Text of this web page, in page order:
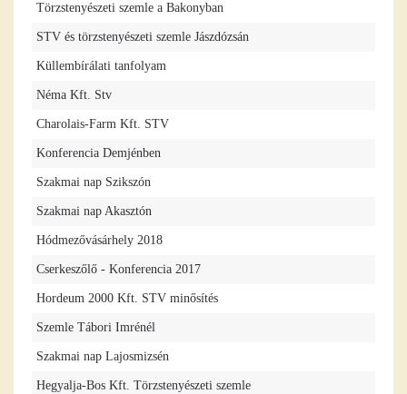
Törzstenyészeti szemle a Bakonyban
STV és törzstenyészeti szemle Jászdózsán
Küllembírálati tanfolyam
Néma Kft. Stv
Charolais-Farm Kft. STV
Konferencia Demjénben
Szakmai nap Szikszón
Szakmai nap Akasztón
Hódmezővásárhely 2018
Cserkeszőlő - Konferencia 2017
Hordeum 2000 Kft. STV minősítés
Szemle Tábori Imrénél
Szakmai nap Lajosmizsén
Hegyalja-Bos Kft. Törzstenyészeti szemle